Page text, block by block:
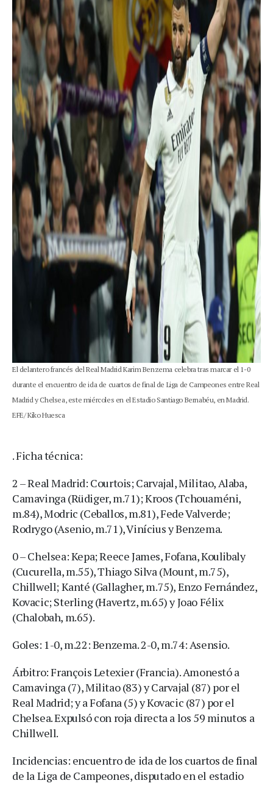
El delantero francés del Real Madrid Karim Benzema celebra tras marcar el 1-0
durante el encuentro de ida de cuartos de final de Liga de Campeones entre Real
Madrid y Chelsea, este miércoles en el Estadio Santiago Bernabéu, en Madrid.
EFE/ Kiko Huesca
. Ficha técnica:
2 – Real Madrid: Courtois; Carvajal, Militao, Alaba,
Camavinga (Rüdiger, m.71); Kroos (Tchouaméni,
m.84), Modric (Ceballos, m.81), Fede Valverde;
Rodrygo (Asenio, m.71), Vinícius y Benzema.
0 – Chelsea: Kepa; Reece James, Fofana, Koulibaly
(Cucurella, m.55), Thiago Silva (Mount, m.75),
Chillwell; Kanté (Gallagher, m.75), Enzo Fernández,
Kovacic; Sterling (Havertz, m.65) y Joao Félix
(Chalobah, m.65).
Goles: 1-0, m.22: Benzema. 2-0, m.74: Asensio.
Árbitro: François Letexier (Francia). Amonestó a
Camavinga (7), Militao (83) y Carvajal (87) por el
Real Madrid; y a Fofana (5) y Kovacic (87) por el
Chelsea. Expulsó con roja directa a los 59 minutos a
Chillwell.
Incidencias: encuentro de ida de los cuartos de final
de la Liga de Campeones, disputado en el estadio